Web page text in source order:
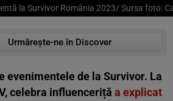
la Survivor România 2023/ Sursa foto:
Urmărește-ne în Discover
evenimentele de la Survivor. La
celebra influenceriță a explicat